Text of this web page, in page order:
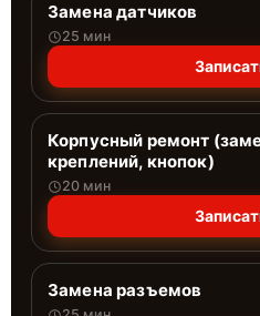
Замена датчиков
25 мин
Корпусный ремонт
креплений, кнопок)
20 мин
Замена разъемов